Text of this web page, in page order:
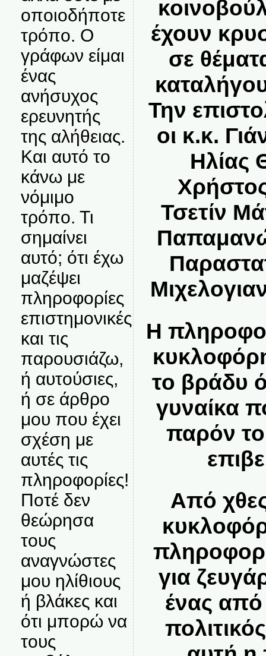
οποιοδήποτε
τρόπο. Ο
γράφων είμαι
ένας
ανήσυχος
ερευνητής
της αλήθειας.
Και αυτό το
κάνω με
νόμιμο
τρόπο. Τι
σημαίνει
αυτό; ότι έχω
μαζέψει
πληροφορίες
επιστημονικές
και τις
παρουσιάζω,
ή αυτούσιες,
ή σε άρθρο
μου που έχει
σχέση με
αυτές τις
πληροφορίες!
Ποτέ δεν
θεώρησα
τους
αναγνώστες
μου ηλίθιους
ή βλάκες και
ότι μπορώ να
τους
έχουν
σε
Την
οι κ.κ.
Ηλίας
Τσετίν
Η
το βράδυ
γυναίκα
παρόν
Από
για
ένας από